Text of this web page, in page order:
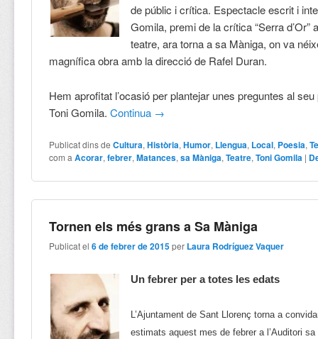
de públic i crítica. Espectacle escrit i
Gomila, premi de la crítica “Serra d’Or”
teatre, ara torna a sa Màniga, on va
magnífica obra amb la direcció de Rafel Duran.
Hem aprofitat l’ocasió per plantejar unes preguntes al
Toni Gomila.Continua →
Publicat dins de Cultura,Història,Humor, Llengua, Local, Poesia,
com a Acorar,febrer,Matances,sa Màniga,Teatre,Toni Gomila |
Tornen els més grans a Sa Màniga
Publicat el6 de febrer de 2015 per Laura Rodríguez Vaquer
Un febrer per a totes les edats
L’Ajuntament de Sant Llorenç torna a
estimats aquest mes de febrer a l’Auditori